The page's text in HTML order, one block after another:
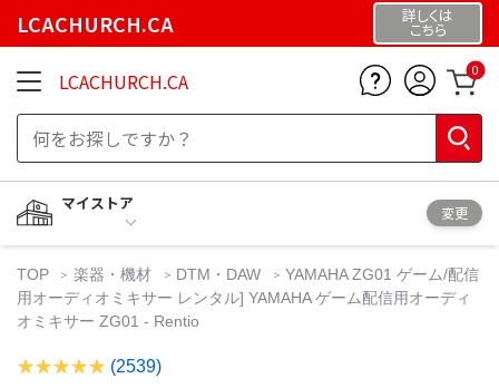
LCACHURCH.CA 詳しくは
こちら
LCACHURCH.CA 0
マイストア
変更
TOP 楽器・機材 DTM・DAW
YAMAHA ZG01 ゲーム/配信
用オーディオミキサー レンタル] YAMAHA ゲーム配信用オーディ
オミキサー ZG01 - Rentio
(2539)